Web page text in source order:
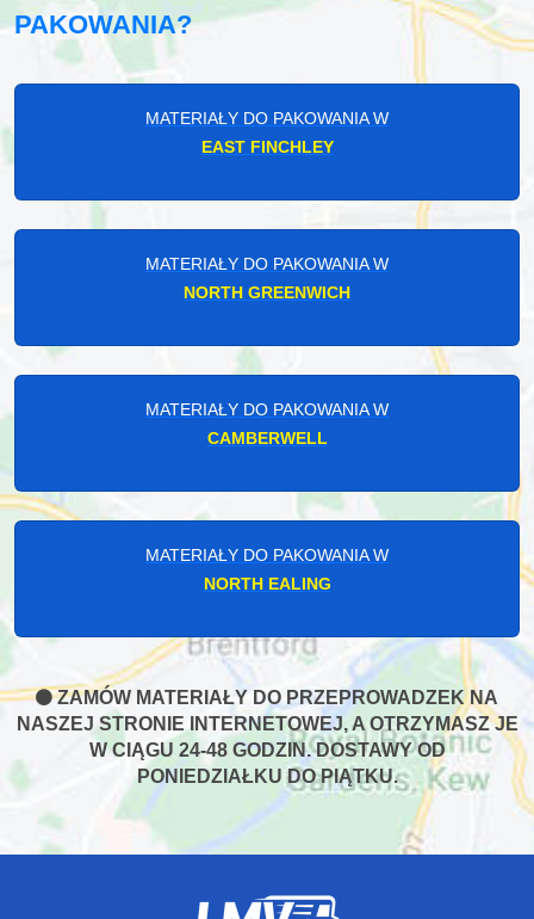
PAKOWANIA?
MATERIAŁY DO PAKOWANIA W
EAST FINCHLEY
MATERIAŁY DO PAKOWANIA W
NORTH GREENWICH
MATERIAŁY DO PAKOWANIA W
CAMBERWELL
MATERIAŁY DO PAKOWANIA W
NORTH EALING
ZAMÓW MATERIAŁY DO PRZEPROWADZEK NA
NASZEJ STRONIE INTERNETOWEJ, A OTRZYMASZ JE
W CIĄGU 24-48 GODZIN. DOSTAWY OD
PONIEDZIAŁKU DO PIĄTKU.